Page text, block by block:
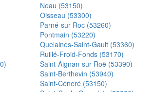
Neau (53150)
Oisseau (53300)
Parné-sur-Roc (53260)
Pontmain (53220)
Quelaines-Saint-Gault (53360)
Ruillé-Froid-Fonds (53170)
Saint-Aignan-sur-Roë (53390)
Saint-Berthevin (53940)
Saint-Céneré (53150)